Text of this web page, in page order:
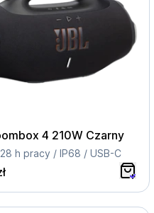
4 210W Czarny
h pracy / IP68 / USB-C